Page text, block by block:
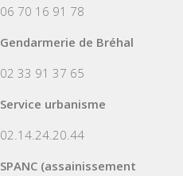
06 70 16 91 78
Gendarmerie de Bréhal
02 33 91 37 65
Service urbanisme
02.14.24.20.44
SPANC (assainissement